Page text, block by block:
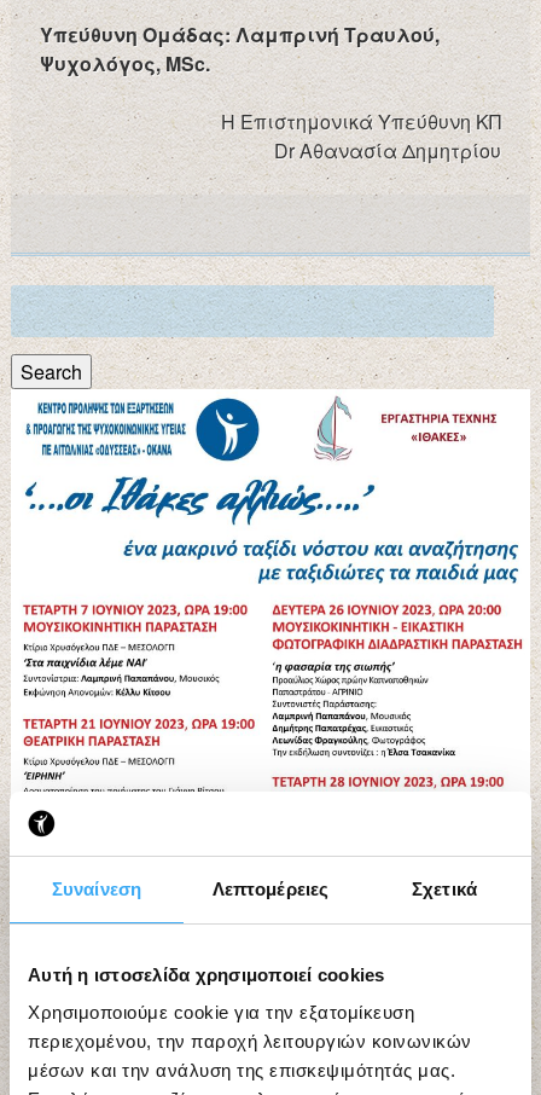
Συναίνεση Λεπτομέρειες Σχετικά
Αυτή η ιστοσελίδα χρησιμοποιεί cookies
Χρησιμοποιούμε cookie για την εξατομίκευση
περιεχομένου, την παροχή λειτουργιών κοινωνικών
μέσων και την ανάλυση της επισκεψιμότητάς μας.
Υπεύθυνη Ομάδας: Λαμπρινή Τραυλού,
Ψυχολόγος, MSc.
Η Επιστημονικά Υπεύθυνη ΚΠ
Dr Aθανασία Δημητρίου
Search
for:
Search